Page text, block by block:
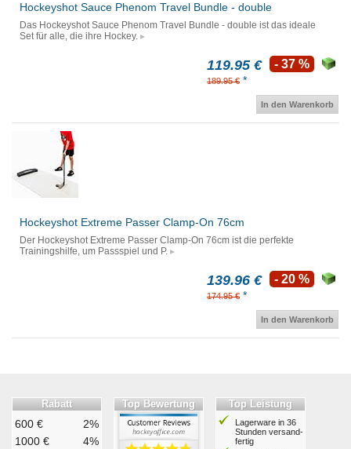
Hockeyshot Sauce Phenom Travel Bundle - double
Das Hockeyshot Sauce Phenom Travel Bundle - double ist das ideale
Set für alle, die ihre Hockey.
119.95 €
189.95 € *
- 37 %
In den Warenkorb
Hockeyshot Extreme Passer Clamp-On 76cm
Der Hockeyshot Extreme Passer Clamp-On 76cm ist die perfekte
Trainingshilfe, um Passspiel und P.
139.96 €
174.95 € *
- 20 %
In den Warenkorb
Rabatt
600 €
2%
1000 €
4%
Top Bewertung Top Leistung
Lagerware in 36
Stunden ver­sand­
fertig